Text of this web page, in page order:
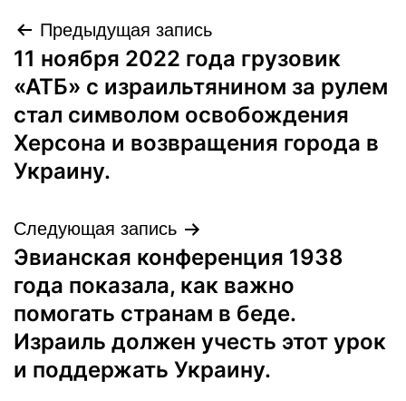
Навигация
по
записям
Предыдущая запись
11 ноября 2022 года грузовик
«АТБ» с израильтянином за рулем
стал символом освобождения
Херсона и возвращения города в
Украину.
Следующая запись
Эвианская конференция 1938
года показала, как важно
помогать странам в беде.
Израиль должен учесть этот урок
и поддержать Украину.